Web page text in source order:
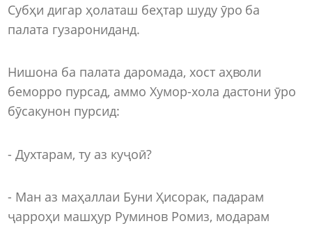
Субҳи дигар ҳолаташ беҳтар шуду ӯро ба
палата гузарониданд.
Нишона ба палата даромада, хост аҳволи
беморро пурсад, аммо Хумор-хола дастони ӯро
бӯсакунон пурсид:
- Духтарам, ту аз куҷоӣ?
- Ман аз маҳаллаи Буни Ҳисорак, падарам
ҷарроҳи машҳур Руминов Ромиз, модарам